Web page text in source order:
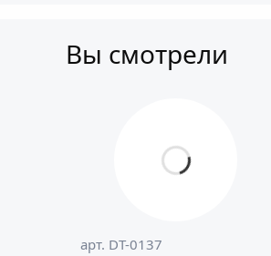
Вы смотрели
арт. DT-0137